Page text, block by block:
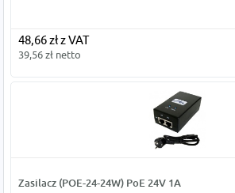
48,66 zł z VAT
39,56 zł netto
Zasilacz (POE-24-24W) PoE 24V 1A